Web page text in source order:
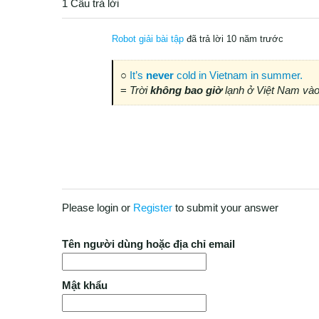
1 Câu trả lời
Robot giải bài tập đã trả lời 10 năm trước
○ It’s never cold in Vietnam in summer.
= Trờikhông bao giờlạnh ở Việt Nam
Please login or Register to submit your answer
Tên người dùng hoặc địa chỉ email
Mật khẩu